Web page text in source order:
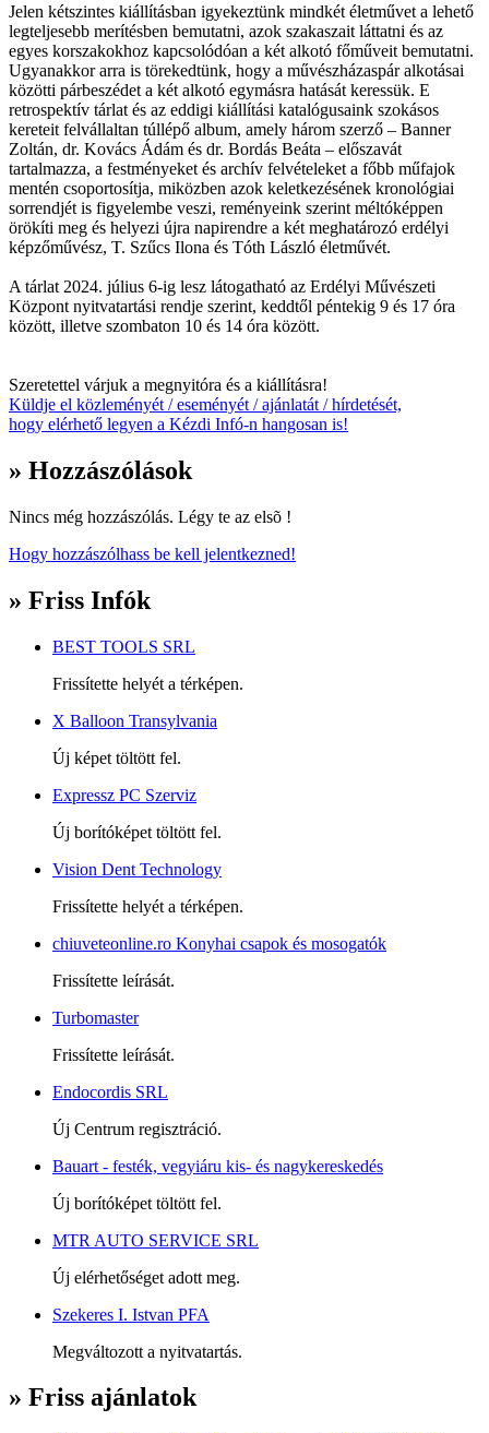
Jelen kétszintes kiállításban igyekeztünk mindkét életművet a lehető
legteljesebb merítésben bemutatni, azok szakaszait láttatni és az
egyes korszakokhoz kapcsolódóan a két alkotó főműveit bemutatni.
Ugyanakkor arra is törekedtünk, hogy a művészházaspár alkotásai
közötti párbeszédet a két alkotó egymásra hatását keressük. E
retrospektív tárlat és az eddigi kiállítási katalógusaink szokásos
kereteit felvállaltan túllépő album, amely három szerző – Banner
Zoltán, dr. Kovács Ádám és dr. Bordás Beáta – előszavát
tartalmazza, a festményeket és archív felvételeket a főbb műfajok
mentén csoportosítja, miközben azok keletkezésének kronológiai
sorrendjét is figyelembe veszi, reményeink szerint méltóképpen
örökíti meg és helyezi újra napirendre a két meghatározó erdélyi
képzőművész, T. Szűcs Ilona és Tóth László életművét.
A tárlat 2024. július 6-ig lesz látogatható az Erdélyi Művészeti
Központ nyitvatartási rendje szerint, keddtől péntekig 9 és 17 óra
között, illetve szombaton 10 és 14 óra között.
Szeretettel várjuk a megnyitóra és a kiállításra!
Küldje el közleményét / eseményét / ajánlatát / hírdetését,
hogy elérhető legyen a Kézdi Infó-n hangosan is!
» Hozzászólások
Nincs még hozzászólás. Légy te az elsõ !
Hogy hozzászólhass be kell jelentkezned!
» Friss Infók
BEST TOOLS SRL
Frissítette helyét a térképen.
X Balloon Transylvania
Új képet töltött fel.
Expressz PC Szerviz
Új borítóképet töltött fel.
Vision Dent Technology
Frissítette helyét a térképen.
chiuveteonline.ro Konyhai csapok és mosogatók
Frissítette leírását.
Turbomaster
Frissítette leírását.
Endocordis SRL
Új Centrum regisztráció.
Bauart - festék, vegyiáru kis- és nagykereskedés
Új borítóképet töltött fel.
MTR AUTO SERVICE SRL
Új elérhetőséget adott meg.
Szekeres I. Istvan PFA
Megváltozott a nyitvatartás.
» Friss ajánlatok